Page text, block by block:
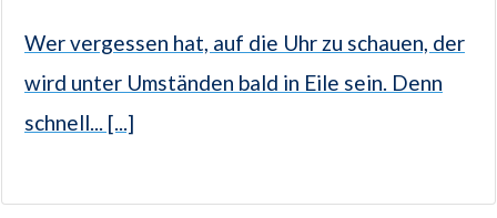
Wer vergessen hat, auf die Uhr zu schauen, der
wird unter Umständen bald in Eile sein. Denn
schnell... [...]